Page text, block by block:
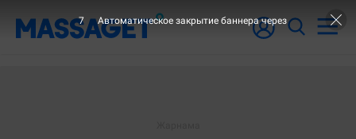
7 Автоматическое закрытие баннера через